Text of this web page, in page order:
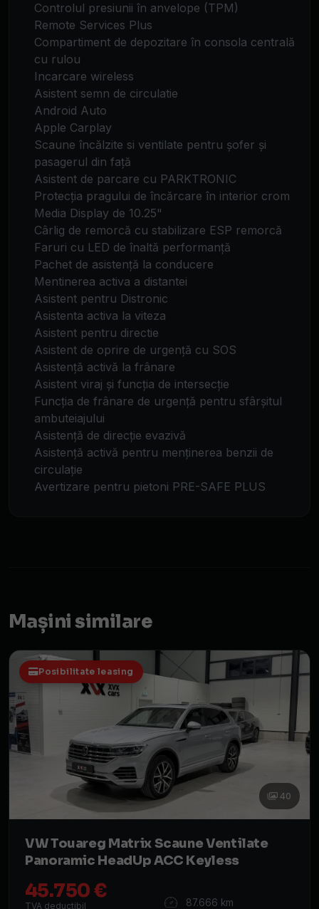
Controlul presiunii în anvelope (TPM)
Remote Services Plus
Compartiment de depozitare în consola centrală
cu rulou
Incarcare wireless
Asistent semn de circulatie
Android Auto
Apple Carplay
Scaune încălzite si ventilate pentru șofer și
pasagerul din față
Asistent de parcare cu PARKTRONIC
Protecția pragului de încărcare în interior crom
Media Display de 10.25"
Cârlig de remorcă cu stabilizare ESP remorcă
Faruri cu LED de înaltă performanță
Pachet de asistență la conducere
Mentinerea activa a distantei
Asistent pentru Distronic
Asistenta activa la viteza
Asistent pentru directie
Asistent de oprire de urgență cu SOS
Asistență activă la frânare
Asistent viraj și funcția de intersecție
Funcția de frânare de urgență pentru sfârșitul
ambuteiajului
Asistență de direcție evazivă
Asistență activă pentru menținerea benzii de
circulație
Avertizare pentru pietoni PRE-SAFE PLUS
Mașini similare
Posibilitate leasing
40
VW Touareg Matrix Scaune Ventilate
Panoramic HeadUp ACC Keyless
45.750 €
TVA deductibil 87.666 km